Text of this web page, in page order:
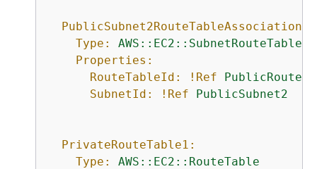
PublicSubnet2RouteTableAssociation:
Type:
Properties:
RouteTableId:
!Ref
SubnetId:
!Ref PublicSubnet2
PrivateRouteTable1:
Type:
AWS::EC2::RouteTable